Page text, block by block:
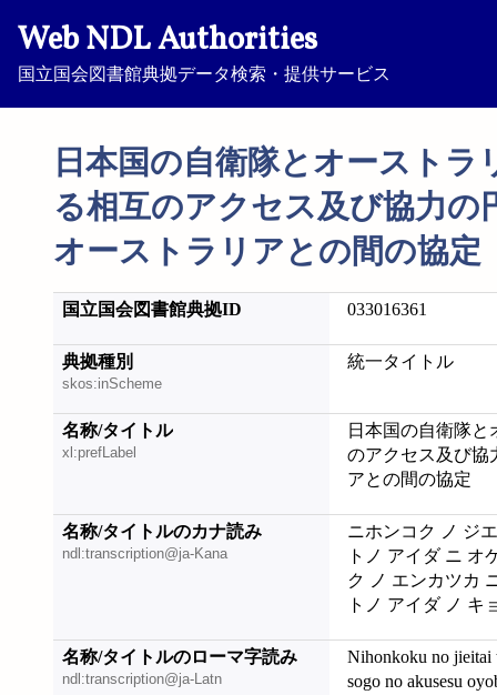
Web NDL Authorities
国立国会図書館典拠データ検索・提供サービス
日本国の自衛隊とオースト
る相互のアクセス及び協力の
オーストラリアとの間の協定
国立国会図書館典拠ID 033016361
典拠種別
skos:inScheme
統一タイトル
名称/タイトル
xl:prefLabel
日本国の自衛隊
のアクセス及び協
アとの間の協定
名称/タイトルのカナ読み
ndl:transcription@ja-Kana
ニホンコク ノ ジ
トノ アイダ ニ オ
ク ノ エンカツカ
トノ アイダ ノ キ
名称/タイトルのローマ字読み
ndl:transcription@ja-Latn
Nihonkoku no jieitai
sogo no akusesu